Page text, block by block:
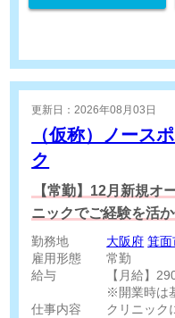
更新日：2026年08月03日
（仮称）ノース
ク
【常勤】12月新規オ
ニックでご経験を活
勤務地 大阪府 箕面
雇用形態
常勤
給与
【月給】
※開業時は
※経験によ
仕事内容
クリニック